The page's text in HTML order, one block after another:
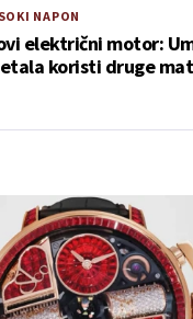
NAPON
električni motor:
koristi druge